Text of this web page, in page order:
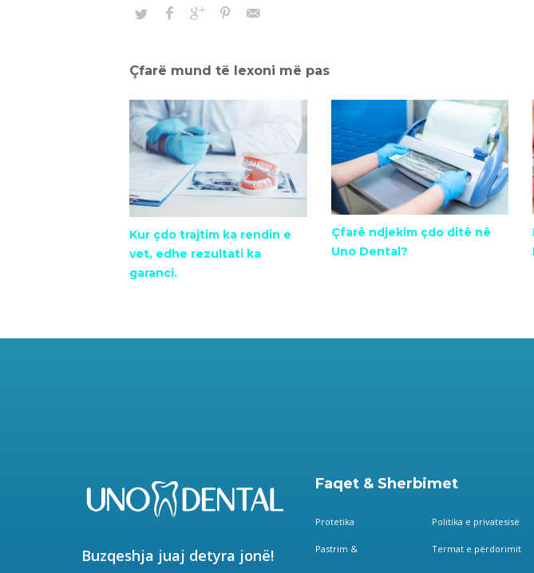
Çfarë mund të lexoni më pas
Kur çdo trajtim ka rendin e
vet, edhe rezultati ka
garanci.
Çfarë ndjekim çdo ditë në
Uno Dental?
Buzqeshja juaj detyra jonë!
Faqet & Sherbimet
Protetika
Pastrim &
Politika e privatesisë
Termat e përdorimit